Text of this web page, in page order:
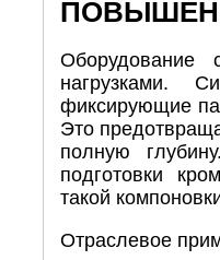
Оборудование
нагрузками.
фиксирующие
Это
полную
подготовки
такой
Отраслевое